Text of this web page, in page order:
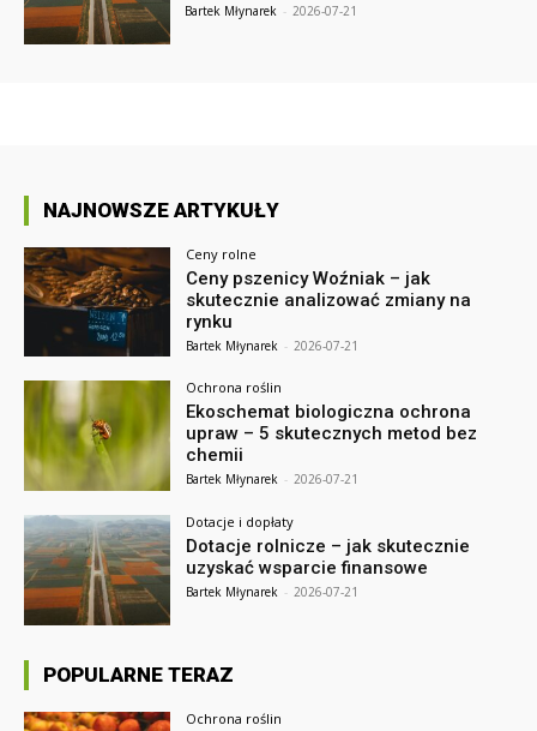
Bartek Młynarek - 2026-07-21
NAJNOWSZE ARTYKUŁY
Ceny rolne
Ceny pszenicy Woźniak – jak
skutecznie analizować zmiany na
rynku
Bartek Młynarek - 2026-07-21
Ochrona roślin
Ekoschemat biologiczna ochrona
upraw – 5 skutecznych metod bez
chemii
Bartek Młynarek - 2026-07-21
Dotacje i dopłaty
Dotacje rolnicze – jak skutecznie
uzyskać wsparcie finansowe
Bartek Młynarek - 2026-07-21
POPULARNE TERAZ
Ochrona roślin